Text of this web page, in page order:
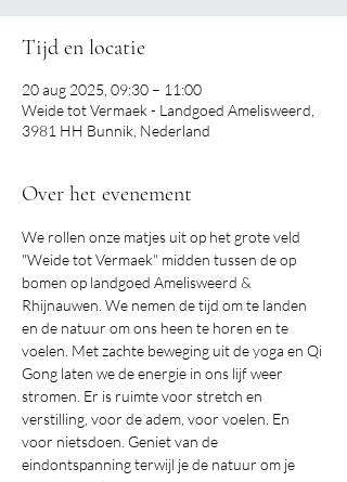
Tijd en locatie
20 aug 2025, 09:30 – 11:00
Weide tot Vermaek - Landgoed Amelisweerd,
3981 HH Bunnik, Nederland
Over het evenement
We rollen onze matjes uit op het grote veld
"Weide tot Vermaek" midden tussen de op
bomen op landgoed Amelisweerd &
Rhijnauwen. We nemen de tijd om te landen
en de natuur om ons heen te horen en te
voelen. Met zachte beweging uit de yoga en Qi
Gong laten we de energie in ons lijf weer
stromen. Er is ruimte voor stretch en
verstilling, voor de adem, voor voelen. En
voor nietsdoen. Geniet van de
eindontspanning terwijl je de natuur om je